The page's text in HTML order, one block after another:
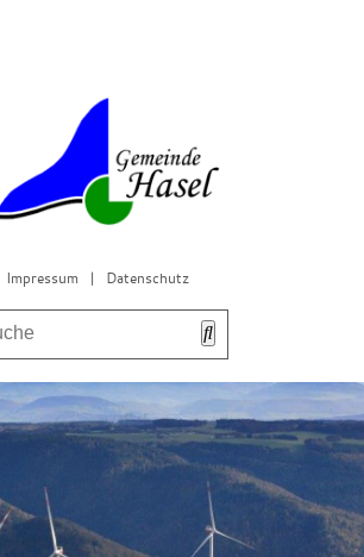
Impressum | Datenschutz
& Gemeinderat
Hasel